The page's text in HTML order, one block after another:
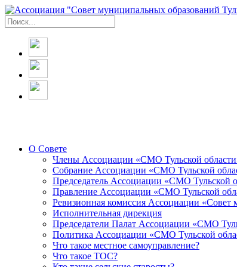
О Совете
Члены Ассоциации «СМО Тульской
Собрание Ассоциации «СМО Тульской
Председатель Ассоциации «СМО Тульской
Правление Ассоциации «СМО Тульской
Ревизионная комиссия Ассоциации «Совет
Исполнительная дирекция
Председатели Палат Ассоциации «СМО
Политика Ассоциации «СМО Тульской
Что такое местное самоуправление?
Что такое ТОС?